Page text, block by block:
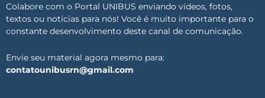
Colabore com o Portal UNIBUS enviando vídeos, fotos,
textos ou notícias para nós! Você é muito importante para o
constante desenvolvimento deste canal de comunicação.
Envie seu material agora mesmo para:
contatounibusrn@gmail.com